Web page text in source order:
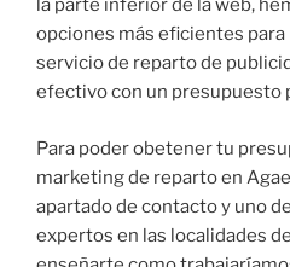
la parte inferior de la web,
opciones más eficientes
servicio de reparto de
efectivo con un presupuesto
Para poder obetener tu
marketing de reparto en
apartado de contacto y uno
expertos en las localidades